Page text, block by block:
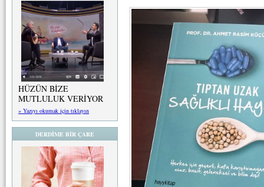
HÜZÜN BİZE
MUTLULUK VERİYOR
» Yazıyı okumak için tıklayın
DERDİME BİR ÇARE